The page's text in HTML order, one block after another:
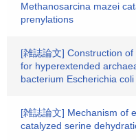
Methanosarcina mazei
prenylations
[雑誌論文] Construction
for hyperextended
bacterium Escherichia coli
[雑誌論文] Mechanism of
catalyzed serine